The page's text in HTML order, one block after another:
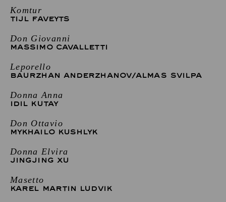
Komtur
TIJL FAVEYTS
Don Giovanni
MASSIMO CAVALLETTI
Leporello
BAURZHAN ANDERZHANOV/ALMAS SVILPA
Donna Anna
IDIL KUTAY
Don Ottavio
MYKHAILO KUSHLYK
Donna Elvira
JINGJING XU
Masetto
KAREL MARTIN LUDVIK